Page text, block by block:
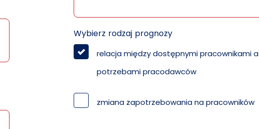
Wybierz rodzaj prognozy
relacja między dostępnymi pracownikami a
potrzebami pracodawców
zmiana zapotrzebowania na pracowników